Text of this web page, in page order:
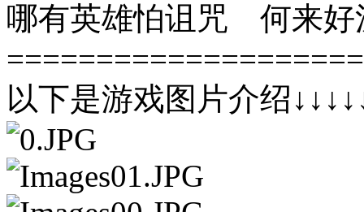
哪有英雄怕诅咒 何来
以下是游戏图片介绍